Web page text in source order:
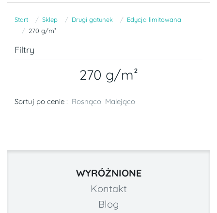
Start Sklep Drugi gatunek
Edycja limitowana
270 g/m²
Filtry
270 g/m²
Sortuj po cenie : Rosnąco Malejąco
WYRÓŻNIONE
Kontakt
Blog